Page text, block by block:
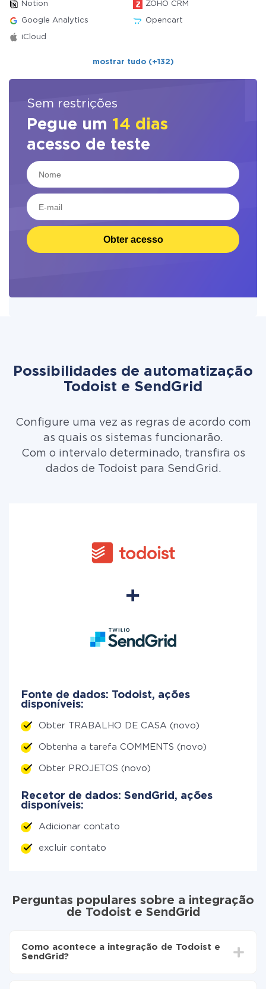
Notion ZOHO CRM
Google Analytics Opencart
iCloud
mostrar tudo (+132)
Sem restrições
Pegue um 14 dias
acesso de teste
Obter acesso
Possibilidades de automatização
Todoist e SendGrid
Configure uma vez as regras de acordo com
as quais os sistemas funcionarão.
Com o intervalo determinado, transfira os
dados de Todoist para SendGrid.
Fonte de dados: Todoist, ações
disponíveis:
Obter TRABALHO DE CASA (novo)
Obtenha a tarefa COMMENTS (novo)
Obter PROJETOS (novo)
Recetor de dados: SendGrid, ações
disponíveis:
Adicionar contato
excluir contato
Perguntas populares sobre a integração
de Todoist e SendGrid
Como acontece a integração de Todoist e
SendGrid?